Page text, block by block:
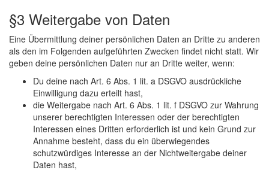
§3 Weitergabe von Daten
Eine Übermittlung deiner persönlichen Daten an Dritte zu anderen
als den im Folgenden aufgeführten Zwecken findet nicht statt. Wir
geben deine persönlichen Daten nur an Dritte weiter, wenn:
Du deine nach Art. 6 Abs. 1 lit. a DSGVO ausdrückliche
Einwilligung dazu erteilt hast,
die Weitergabe nach Art. 6 Abs. 1 lit. f DSGVO zur Wahrung
unserer berechtigten Interessen oder der berechtigten
Interessen eines Dritten erforderlich ist und kein Grund zur
Annahme besteht, dass du ein überwiegendes
schutzwürdiges Interesse an der Nichtweitergabe deiner
Daten hast,